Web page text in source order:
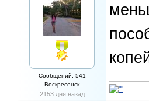
Сообщений: 541
Воскресенск
2153 дня назад